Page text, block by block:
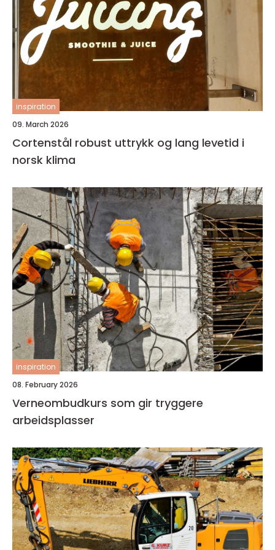
inspiration
09. March 2026
Cortenstål robust uttrykk og lang levetid i
norsk klima
inspiration
08. February 2026
Verneombudkurs som gir tryggere
arbeidsplasser